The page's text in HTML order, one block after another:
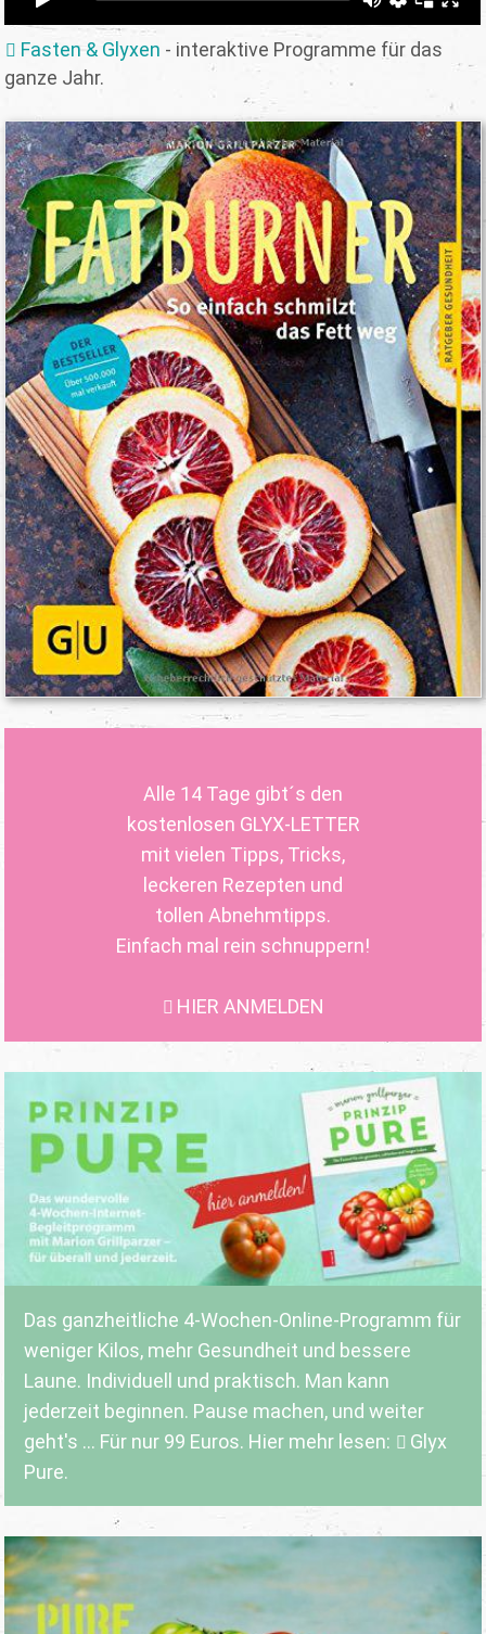
Fasten & Glyxen - interaktive Programme für das
ganze Jahr.
Alle 14 Tage gibt´s den
kostenlosen GLYX-LETTER
mit vielen Tipps, Tricks,
leckeren Rezepten und
tollen Abnehmtipps.
Einfach mal rein schnuppern!
HIER ANMELDEN
Das ganzheitliche 4-Wochen-Online-Programm für
weniger Kilos, mehr Gesundheit und bessere
Laune. Individuell und praktisch. Man kann
jederzeit beginnen. Pause machen, und weiter
geht's ... Für nur 99 Euros. Hier mehr lesen:
Glyx
Pure.